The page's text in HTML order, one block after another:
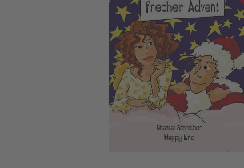
Freche Mädchen - frecher Advent